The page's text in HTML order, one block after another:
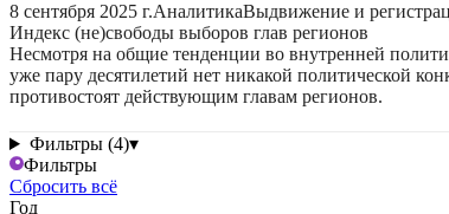
8 сентября 2025 г.АналитикаВыдвижение и
Индекс (не)свободы выборов глав регионов
Несмотря на общие тенденции во внутренней
уже пару десятилетий нет никакой политической
противостоят действующим главам регионов.
Фильтры (4)▾
Фильтры
Сбросить всё
Год